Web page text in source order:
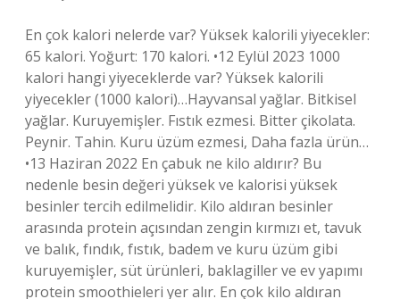
En çok kalori nelerde var? Yüksek kalorili yiyecekler:
65 kalori. Yoğurt: 170 kalori. •12 Eylül 2023 1000
kalori hangi yiyeceklerde var? Yüksek kalorili
yiyecekler (1000 kalori)…Hayvansal yağlar. Bitkisel
yağlar. Kuruyemişler. Fıstık ezmesi. Bitter çikolata.
Peynir. Tahin. Kuru üzüm ezmesi, Daha fazla ürün…
•13 Haziran 2022 En çabuk ne kilo aldırır? Bu
nedenle besin değeri yüksek ve kalorisi yüksek
besinler tercih edilmelidir. Kilo aldıran besinler
arasında protein açısından zengin kırmızı et, tavuk
ve balık, fındık, fıstık, badem ve kuru üzüm gibi
kuruyemişler, süt ürünleri, baklagiller ve ev yapımı
protein smoothieleri yer alır. En çok kilo aldıran